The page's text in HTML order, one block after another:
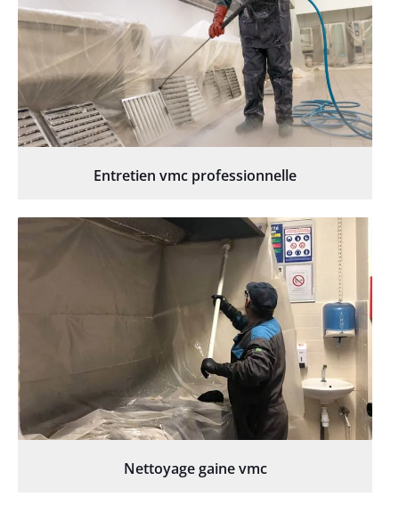
Entretien vmc professionnelle
Nettoyage gaine vmc